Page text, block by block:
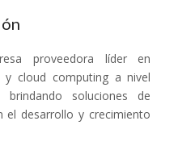
proveedora líder en
cloud computing a nivel
brindando soluciones de
el desarrollo y crecimiento